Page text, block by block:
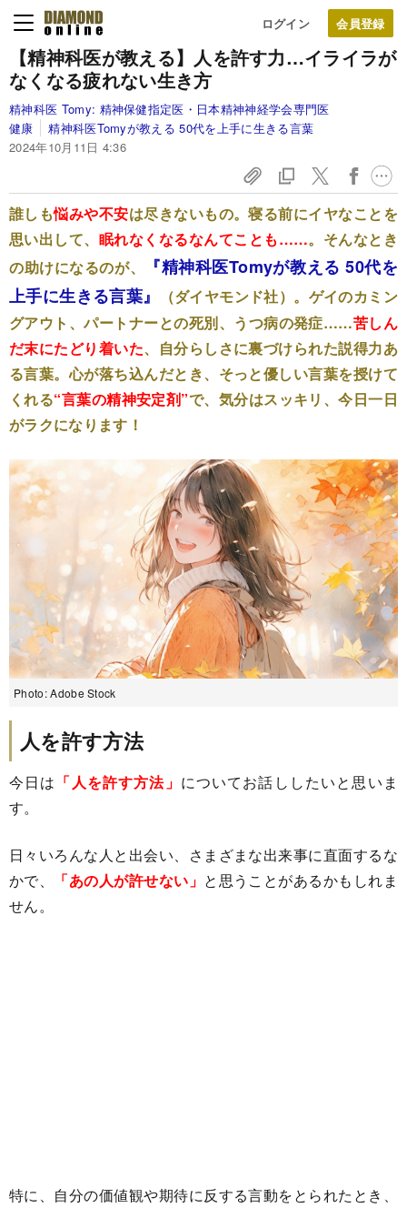
ログイン
【精神科医が教える】人を許す力…イライラが
なくなる疲れない生き方
精神科医 Tomy: 精神保健指定医・日本精神神経学会専門医
健康
精神科医Tomyが教える 50代を上手に生きる言葉
2024年10月11日 4:36
誰しも悩みや不安は尽きないもの。寝る前にイヤなことを
思い出して、 眠れなくなるなんてことも……。そんなとき
の助けになるのが、
『精神科医Tomyが教える 50代を
上手に生きる言葉』
（ダイヤモンド社）。ゲイのカミン
グアウト、パートナーとの死別、うつ病の発症……苦しん
だ末にたどり着いた、自分らしさに裏づけられた説得力あ
る言葉。心が落ち込んだとき、そっと優しい言葉を授けて
くれる“言葉の精神安定剤”で、気分はスッキリ、今日一日
がラクになります！
Photo: Adobe Stock
人を許す方法
今日は 「人を許す方法」 についてお話ししたいと思いま
す。
日々いろんな人と出会い、さまざまな出来事に直面するな
かで、
「あの人が許せない」 と思うことがあるかもしれま
せん。
特に、自分の価値観や期待に反する言動をとられたとき、